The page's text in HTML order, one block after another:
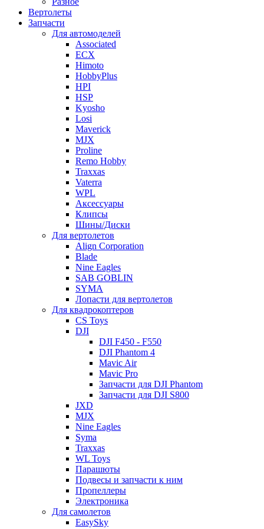
Вертолеты
Запчасти
Для автомоделей
Associated
ECX
Himoto
HobbyPlus
HPI
HSP
Kyosho
Losi
Maverick
MJX
Proline
Remo Hobby
Traxxas
Vaterra
WPL
Аксессуары
Клипсы
Шины/Диски
Для вертолетов
Align Corporation
Blade
Nine Eagles
SAB GOBLIN
SYMA
Лопасти для вертолетов
Для квадрокоптеров
CS Toys
DJI
DJI F450 - F550
DJI Phantom 4
Mavic Air
Mavic Pro
Запчасти для DJI Phantom
Запчасти для DJI S800
JXD
MJX
Nine Eagles
Syma
Traxxas
WL Toys
Парашюты
Подвесы и запчасти к ним
Пропеллеры
Электроника
Для самолетов
EasySky